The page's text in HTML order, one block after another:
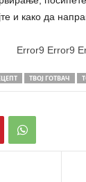
и како да
Error9 Error9
ТВОЈ ГОТВАЧ